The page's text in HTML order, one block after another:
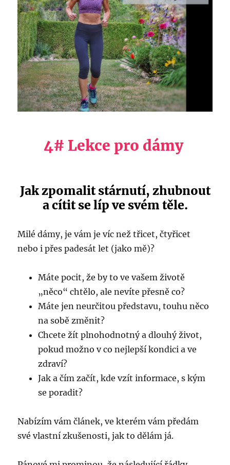
4# Lekce pro dámy
Jak zpomalit stárnutí, zhubnout
a cítit se líp ve svém těle.
Milé dámy, je vám je víc než třicet, čtyřicet
nebo i přes padesát let (jako mě)?
Máte pocit, že by to ve vašem životě
„něco“ chtělo, ale nevíte přesně co?
Máte jen neurčitou představu, touhu něco
na sobě změnit?
Chcete žít plnohodnotný a dlouhý život,
pokud možno v co nejlepší kondici a ve
zdraví?
Jak a čím začít, kde vzít informace, s kým
se poradit?
Nabízím vám článek, ve kterém vám předám
své vlastní zkušenosti, jak to dělám já.